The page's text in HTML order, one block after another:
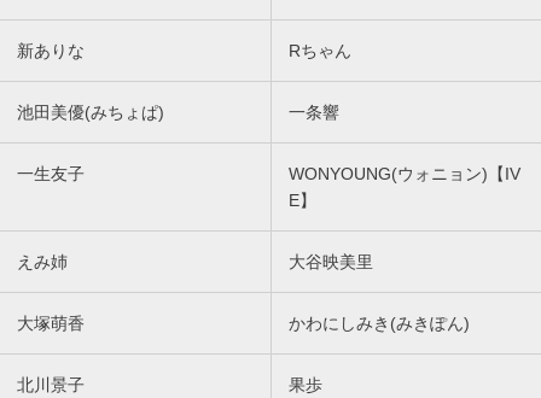
新ありな Rちゃん
池田美優(みちょぱ) 一条響
一生友子
WONYOUNG(ウォニョン)【IV
E】
えみ姉 大谷映美里
大塚萌香 かわにしみき(みきぽん)
北川景子 果歩